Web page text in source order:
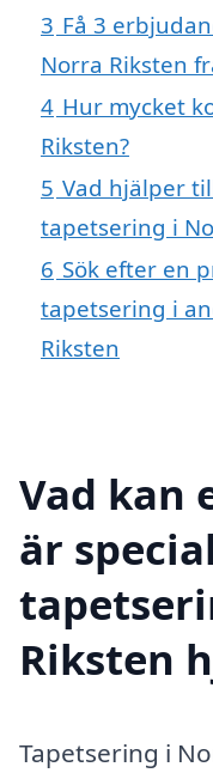
3 Få 3
Norra Riksten
4 Hur mycket
Riksten?
5 Vad hjälper
tapetsering i
6 Sök efter en
tapetsering i
Riksten
Vad kan
är
Riksten
Tapetsering i